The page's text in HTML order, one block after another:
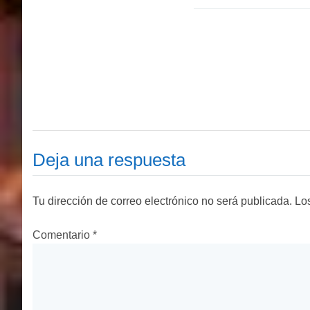
Deja una respuesta
Tu dirección de correo electrónico no será publicada.
Comentario *